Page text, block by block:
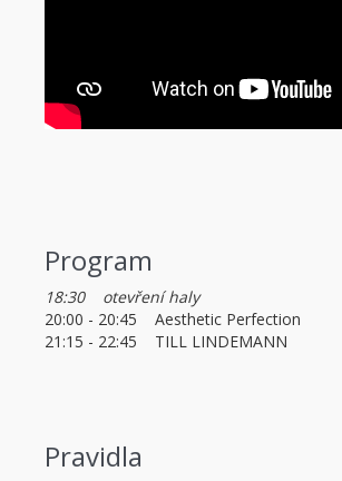
Program
18:30 otevření haly
20:00 - 20:45 Aesthetic Perfection
21:15 - 22:45 TILL LINDEMANN
Pravidla